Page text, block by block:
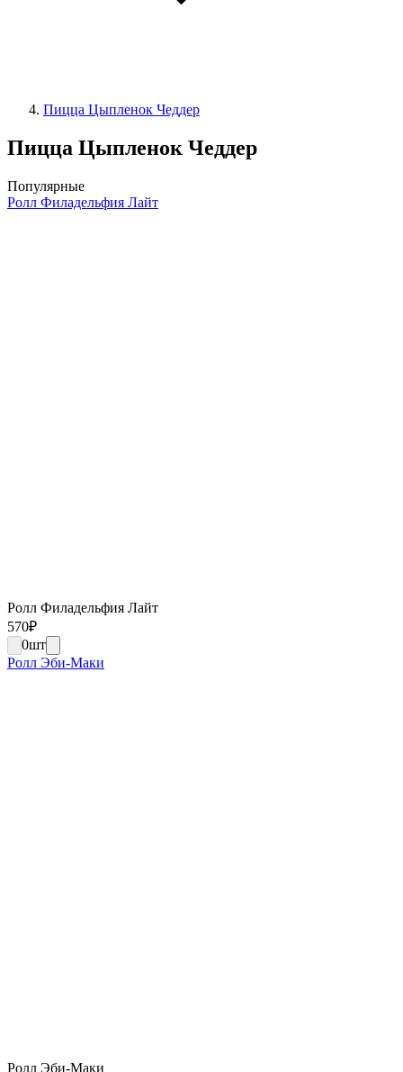
Пицца Цыпленок Чеддер
Пицца Цыпленок Чеддер
Популярные
Ролл Филадельфия Лайт
Ролл Филадельфия Лайт
570₽
0шт
Ролл Эби-Маки
Ролл Эби-Маки